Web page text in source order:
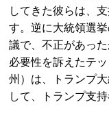
してきた彼らは、
す。逆に大統領選
議で、不正があっ
必要性を訴えたテ
州）は、トランプ
して、トランプ支